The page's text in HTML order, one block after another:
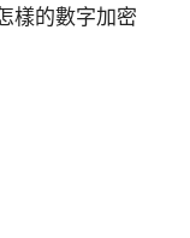
樣的數字加密